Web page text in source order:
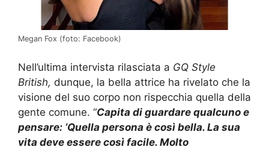
Megan Fox (foto: Facebook)
Nell’ultima intervista rilasciata a GQ Style
British, dunque, la bella attrice ha rivelato che la
visione del suo corpo non rispecchia quella della
gente comune. “Capita di guardare qualcuno e
pensare: ‘Quella persona è così bella. La sua
vita deve essere così facile. Molto